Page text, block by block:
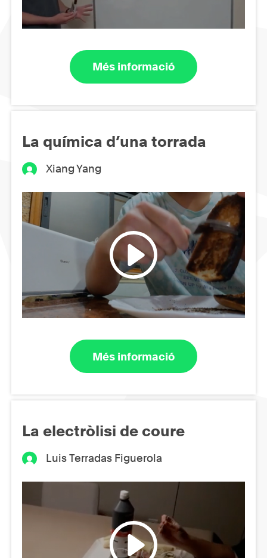
Més informació
La química d’una torrada
Xiang Yang
Més informació
La electròlisi de coure
Luis Terradas Figuerola